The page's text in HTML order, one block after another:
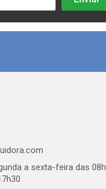
a sexta-feira das 08h